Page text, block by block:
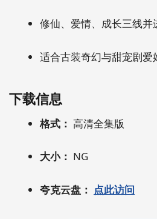
修仙、爱情、成长三线
适合古装奇幻与甜宠剧爱
下载信息
格式： 高清全集版
大小： NG
夸克云盘： 点此访问